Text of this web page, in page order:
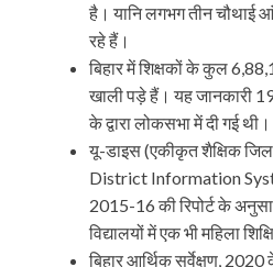
है। यानि लगभग तीन चौथाई
रहे हैं।
बिहार में शिक्षकों के कुल
खाली पड़े हैं। यह जानकारी
के द्वारा लोकसभा में दी गई थी।
यू-डाइस (एकीकृत शैक्षिक
District Information
2015-16 की रिपोर्ट के
विद्यालयों में एक भी महिला
बिहार आर्थिक सर्वेक्षण,